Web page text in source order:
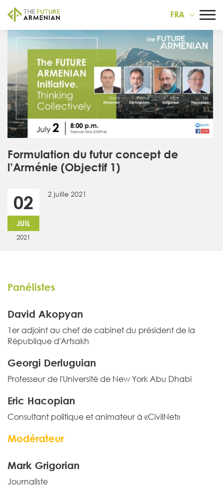
FRA
Formulation du futur concept de
l’Arménie (Objectif 1)
02
JUIL
2021
2 juille 2021
Panélistes
David Akopyan
1er adjoint au chef de cabinet du président de la
République d'Artsakh
Georgi Derluguian
Professeur de l'Université de New York Abu Dhabi
Eric Hacopian
Consultant politique et animateur à «CivilNet»
Modérateur
Mark Grigorian
Journaliste